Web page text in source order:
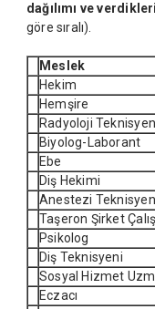
dağılımı ve
göre sıralı).
Meslek
Hekim
Hemşire
Radyoloji
Biyolog-Laborant
Ebe
Diş Hekimi
Anestezi
Taşeron Şirket
Psikolog
Diş Teknisyeni
Sosyal Hizmet
Eczacı